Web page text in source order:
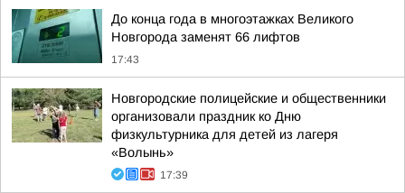
До конца года в многоэтажках Великого
Новгорода заменят 66 лифтов
17:43
Новгородские полицейские и общественники
организовали праздник ко Дню
физкультурника для детей из лагеря
«Волынь»
17:39